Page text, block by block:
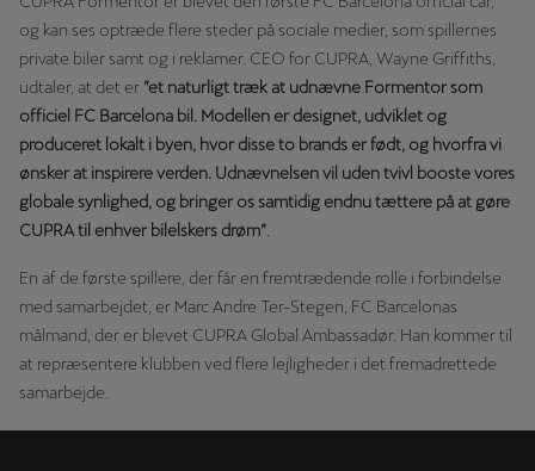
og kan ses optræde flere steder på sociale medier, som spillernes
private biler samt og i reklamer. CEO for CUPRA, Wayne Griffiths,
udtaler, at det er ”et naturligt træk at udnævne Formentor som
officiel FC Barcelona bil. Modellen er designet, udviklet og
produceret lokalt i byen, hvor disse to brands er født, og hvorfra vi
ønsker at inspirere verden. Udnævnelsen vil uden tvivl booste vores
globale synlighed, og bringer os samtidig endnu tættere på at gøre
CUPRA til enhver bilelskers drøm”
En af de første spillere, der får en fremtrædende rolle i forbindelse
med samarbejdet, er Marc Andre Ter-Stegen, FC Barcelonas
målmand, der er blevet CUPRA Global Ambassadør. Han kommer til
at repræsentere klubben ved flere lejligheder i det fremadrettede
samarbejde.